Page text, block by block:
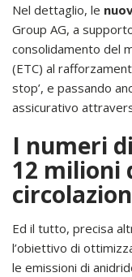
Nel dettaglio, le
Group AG, a
consolidamento del
(ETC) al
stop’, e passando
assicurativo
I numeri
12 milioni
Ed il tutto, precisa
l’obiettivo di
le emissioni di